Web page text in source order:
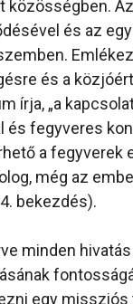
közösségben.
és az
és a
írja, „a
és fegyveres
a fegyverek
még az
bekezdés).
minden
egy